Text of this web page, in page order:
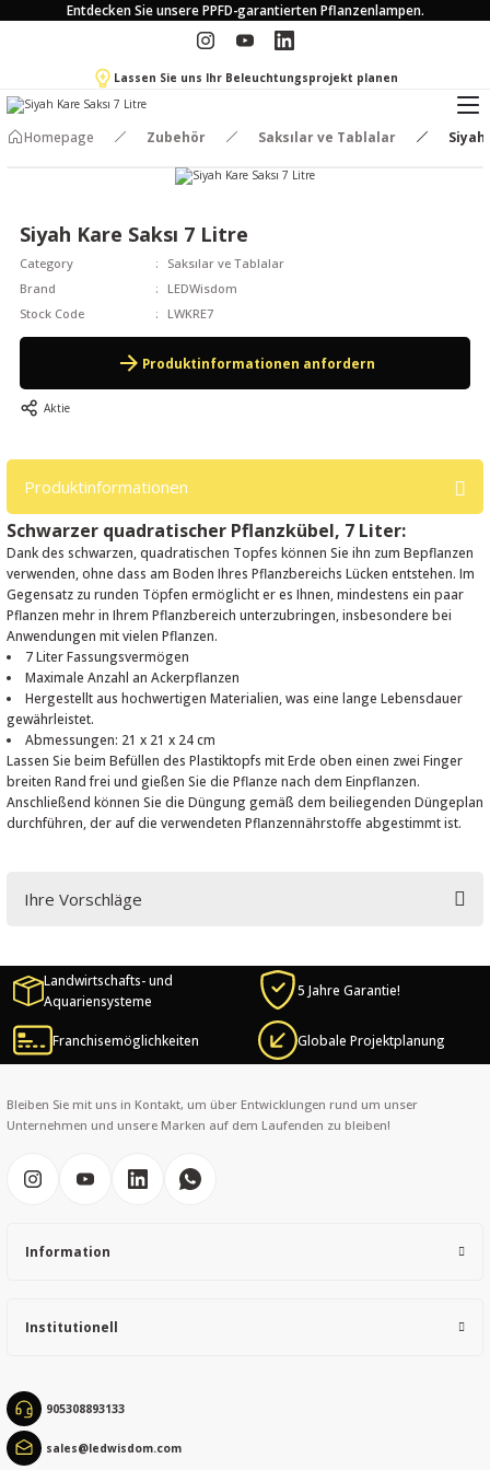
Entdecken Sie unsere PPFD-garantierten Pflanzenlampen.
Lassen Sie uns Ihr Beleuchtungsprojekt planen
Homepage Zubehör Saksılar ve Tablalar Siyah
Siyah Kare Saksı 7 Litre
Category
Saksılar ve Tablalar
Brand
LEDWisdom
Stock Code
LWKRE7
Produktinformationen anfordern
Aktie
Produktinformationen
Schwarzer quadratischer Pflanzkübel, 7 Liter:
Dank des schwarzen, quadratischen Topfes können Sie ihn zum Bepflanzen
verwenden, ohne dass am Boden Ihres Pflanzbereichs Lücken entstehen. Im
Gegensatz zu runden Töpfen ermöglicht er es Ihnen, mindestens ein paar
Pflanzen mehr in Ihrem Pflanzbereich unterzubringen, insbesondere bei
Anwendungen mit vielen Pflanzen.
7 Liter Fassungsvermögen
Maximale Anzahl an Ackerpflanzen
Hergestellt aus hochwertigen Materialien, was eine lange Lebensdauer
gewährleistet.
Abmessungen: 21 x 21 x 24 cm
Lassen Sie beim Befüllen des Plastiktopfs mit Erde oben einen zwei Finger
breiten Rand frei und gießen Sie die Pflanze nach dem Einpflanzen.
Anschließend können Sie die Düngung gemäß dem beiliegenden Düngeplan
durchführen, der auf die verwendeten Pflanzennährstoffe abgestimmt ist.
Ihre Vorschläge
price, image, description, or any other insufficient areas.
Thank you for your feedback and suggestions.
Product image is poor quality, corrupted, or not viewable.
Errors in product information.
Product is more expensive than on other sites.
There should be other alternatives to this product.
Landwirtschafts- und
Aquariensysteme
5 Jahre Garantie!
Franchisemöglichkeiten Globale Projektplanung
Bleiben Sie mit uns in Kontakt, um über Entwicklungen rund um unser
Unternehmen und unsere Marken auf dem Laufenden zu bleiben!
Information
Institutionell
905308893133
sales@ledwisdom.com